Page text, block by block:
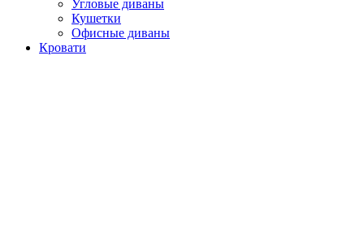
Угловые диваны
Кушетки
Офисные диваны
Кровати